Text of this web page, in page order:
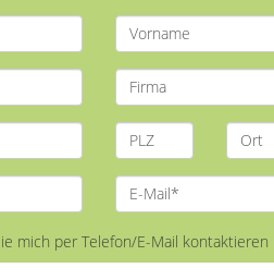
mich per Telefon/E-Mail